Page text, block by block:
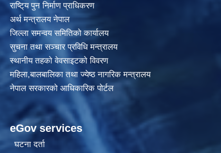
राष्टि्य पुन निर्माण प्राधिकरण
अर्थ मन्त्रालय नेपाल
जिल्ला समन्वय समितिको कार्यालय
सुचना तथा सञ्चार प्रविधि मन्त्रालय
स्थानीय तहकाे वेवसाइटकाे विवरण
महिला,बालबालिका तथा ज्येष्ठ नागरिक मन्त्रालय
नेपाल सरकारको आधिकारिक पोर्टल
eGov services
घटना दर्ता